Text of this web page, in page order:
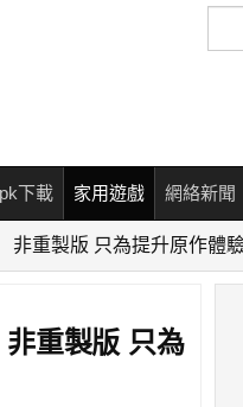
尋
下載 家用遊戲 網絡新聞
非重製版 只為提升原作體
重製版 只為